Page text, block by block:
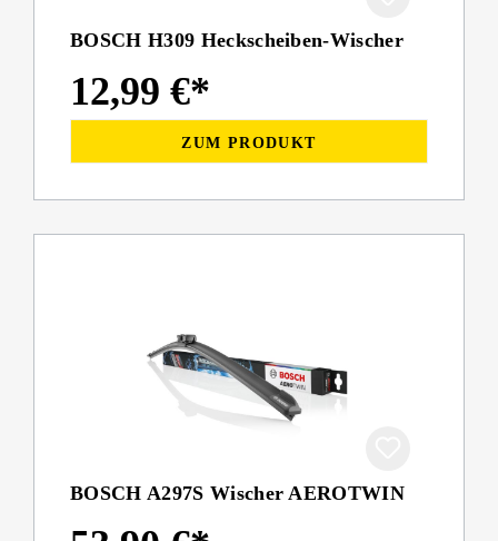
BOSCH H309 Heckscheiben-Wischer
12,99 €*
ZUM PRODUKT
BOSCH A297S Wischer AEROTWIN